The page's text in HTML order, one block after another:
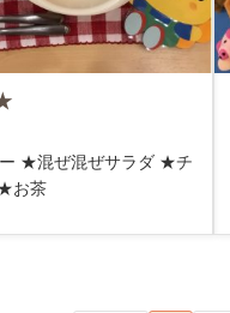
★混ぜ混ぜサラダ ★チ
お茶